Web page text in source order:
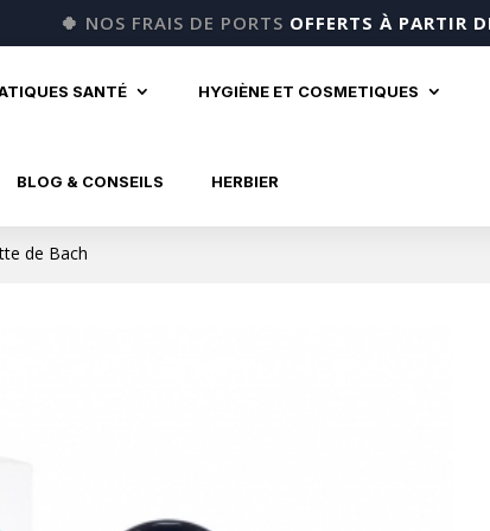
🍀 NOS FRAIS DE PORTS OFFERTS À PARTIR
SANTÉ HYGIÈNE ET COSMETIQUES
BLOG & CONSEILS HERBIER
de Bach